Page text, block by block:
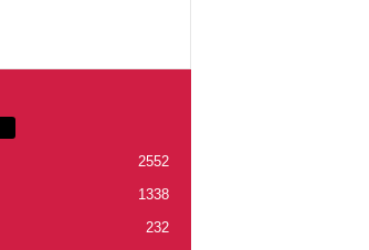
2552
1338
232